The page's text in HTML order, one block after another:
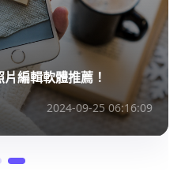
編輯軟體推薦！
2024-09-25 06:16:09